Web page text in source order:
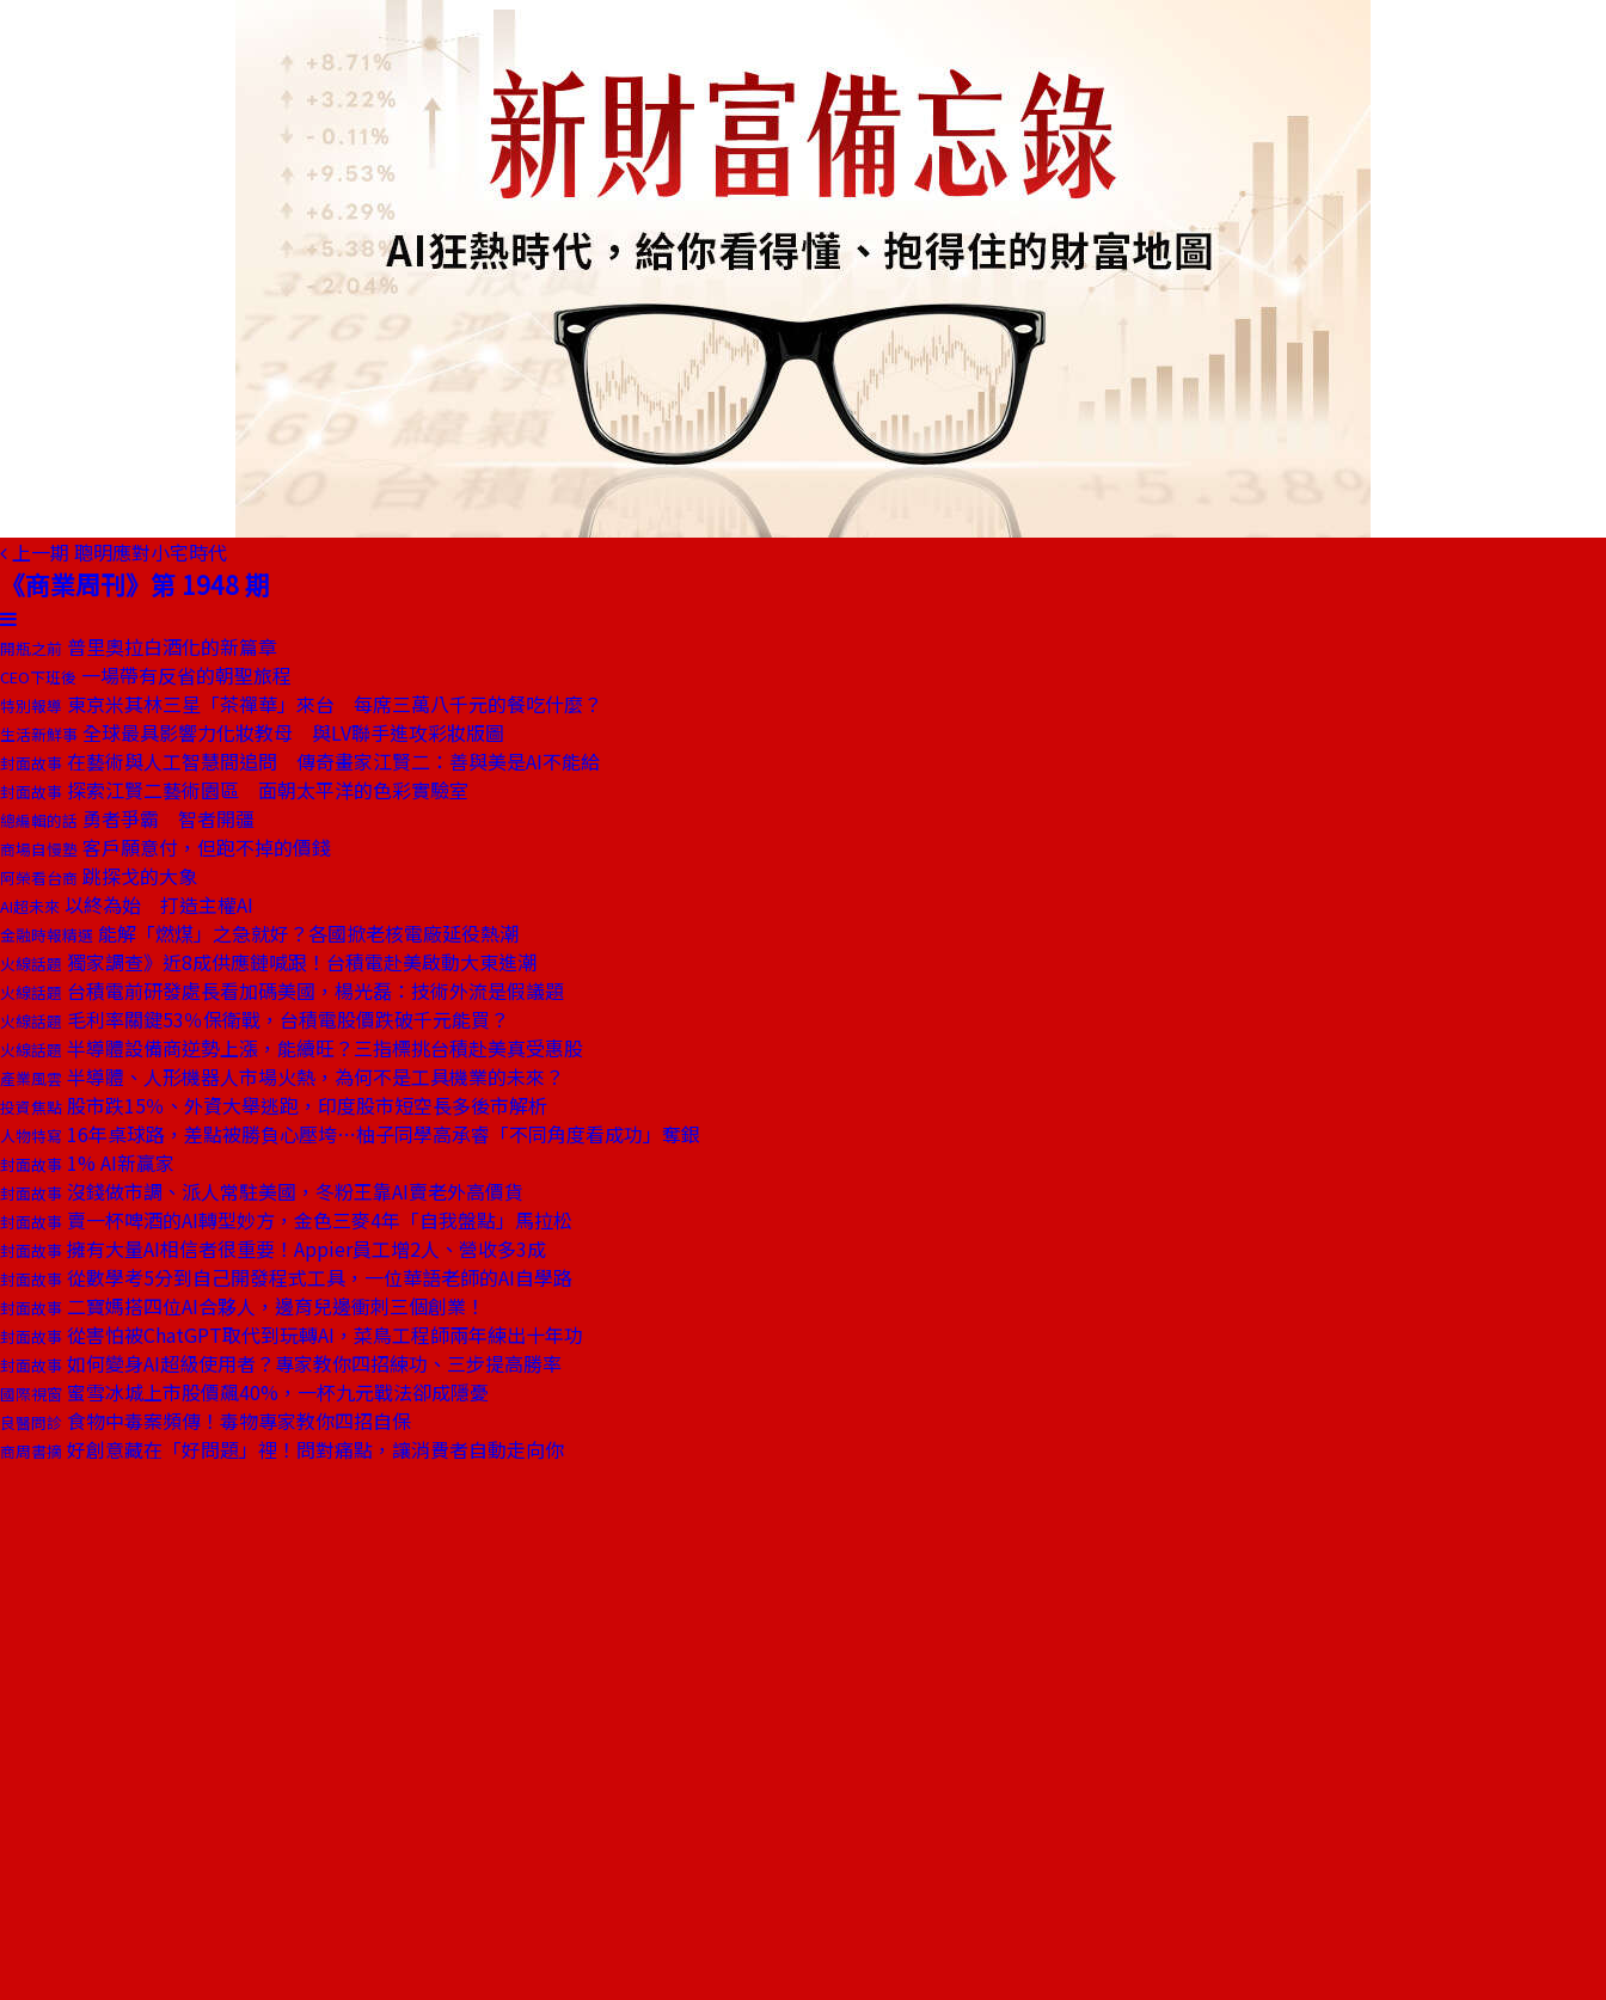
上一期 聰明應對小宅時代
《商業周刊》第 1948 期
開瓶之前 普里奧拉白酒化的新篇章
CEO下班後 一場帶有反省的朝聖旅程
特別報導 東京米其林三星「茶禪華」來台 每席三萬八千元的餐吃什麼？
生活新鮮事 全球最具影響力化妝教母 與LV聯手進攻彩妝版圖
封面故事 在藝術與人工智慧間追問 傳奇畫家江賢二：善與美是AI不能給
封面故事 探索江賢二藝術園區 面朝太平洋的色彩實驗室
總編輯的話 勇者爭霸 智者開疆
商場自慢塾 客戶願意付，但跑不掉的價錢
阿榮看台商 跳探戈的大象
AI超未來 以終為始 打造主權AI
金融時報精選 能解「燃煤」之急就好？各國掀老核電廠延役熱潮
火線話題 獨家調查》近8成供應鏈喊跟！台積電赴美啟動大東進潮
火線話題 台積電前研發處長看加碼美國，楊光磊：技術外流是假議題
火線話題 毛利率關鍵53％保衛戰，台積電股價跌破千元能買？
火線話題 半導體設備商逆勢上漲，能續旺？三指標挑台積赴美真受惠股
產業風雲 半導體、人形機器人市場火熱，為何不是工具機業的未來？
投資焦點 股市跌15％、外資大舉逃跑，印度股市短空長多後市解析
人物特寫 16年桌球路，差點被勝負心壓垮⋯柚子同學高承睿「不同角度看成功」奪銀
封面故事 1% AI新贏家
封面故事 沒錢做市調、派人常駐美國，冬粉王靠AI賣老外高價貨
封面故事 賣一杯啤酒的AI轉型妙方，金色三麥4年「自我盤點」馬拉松
封面故事 擁有大量AI相信者很重要！Appier員工增2人、營收多3成
封面故事 從數學考5分到自己開發程式工具，一位華語老師的AI自學路
封面故事 二寶媽搭四位AI合夥人，邊育兒邊衝刺三個創業！
封面故事 從害怕被ChatGPT取代到玩轉AI，菜鳥工程師兩年練出十年功
封面故事 如何變身AI超級使用者？專家教你四招練功、三步提高勝率
國際視窗 蜜雪冰城上市股價飆40%，一杯九元戰法卻成隱憂
良醫問診 食物中毒案頻傳！毒物專家教你四招自保
商周書摘 好創意藏在「好問題」裡！問對痛點，讓消費者自動走向你